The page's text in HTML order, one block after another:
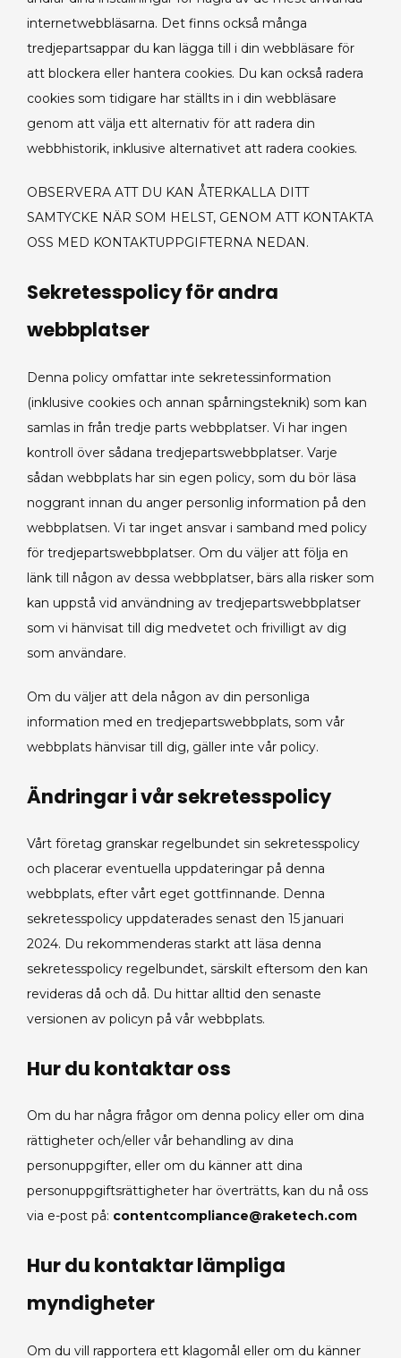
internetwebbläsarna. Det finns också många
tredjepartsappar du kan lägga till i din webbläsare för
att blockera eller hantera cookies. Du kan också radera
cookies som tidigare har ställts in i din webbläsare
genom att välja ett alternativ för att radera din
webbhistorik, inklusive alternativet att radera cookies.
OBSERVERA ATT DU KAN ÅTERKALLA DITT
SAMTYCKE NÄR SOM HELST, GENOM ATT KONTAKTA
OSS MED KONTAKTUPPGIFTERNA NEDAN.
Sekretesspolicy för andra
webbplatser
Denna policy omfattar inte sekretessinformation
(inklusive cookies och annan spårningsteknik) som kan
samlas in från tredje parts webbplatser. Vi har ingen
kontroll över sådana tredjepartswebbplatser. Varje
sådan webbplats har sin egen policy, som du bör läsa
noggrant innan du anger personlig information på den
webbplatsen. Vi tar inget ansvar i samband med policy
för tredjepartswebbplatser. Om du väljer att följa en
länk till någon av dessa webbplatser, bärs alla risker som
kan uppstå vid användning av tredjepartswebbplatser
som vi hänvisat till dig medvetet och frivilligt av dig
som användare.
Om du väljer att dela någon av din personliga
information med en tredjepartswebbplats, som vår
webbplats hänvisar till dig, gäller inte vår policy.
Ändringar i vår sekretesspolicy
Vårt företag granskar regelbundet sin sekretesspolicy
och placerar eventuella uppdateringar på denna
webbplats, efter vårt eget gottfinnande. Denna
sekretesspolicy uppdaterades senast den 15 januari
2024. Du rekommenderas starkt att läsa denna
sekretesspolicy regelbundet, särskilt eftersom den kan
revideras då och då. Du hittar alltid den senaste
versionen av policyn på vår webbplats.
Hur du kontaktar oss
Om du har några frågor om denna policy eller om dina
rättigheter och/eller vår behandling av dina
personuppgifter, eller om du känner att dina
personuppgiftsrättigheter har överträtts, kan du nå oss
via e-post på: contentcompliance@raketech.com
Hur du kontaktar lämpliga
myndigheter
Om du vill rapportera ett klagomål eller om du känner